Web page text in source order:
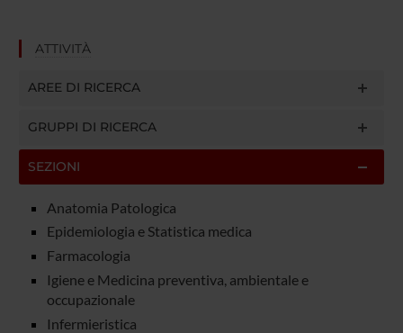
ATTIVITÀ
AREE DI RICERCA
GRUPPI DI RICERCA
SEZIONI
Anatomia Patologica
Epidemiologia e Statistica medica
Farmacologia
Igiene e Medicina preventiva, ambientale e
occupazionale
Infermieristica